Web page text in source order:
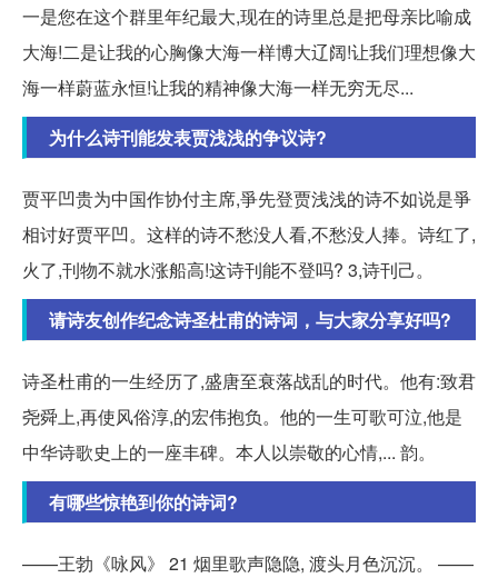
一是您在这个群里年纪最大,现在的诗里总是把母亲比喻成
大海!二是让我的心胸像大海一样博大辽阔!让我们理想像大
海一样蔚蓝永恒!让我的精神像大海一样无穷无尽...
为什么诗刊能发表贾浅浅的争议诗?
贾平凹贵为中国作协付主席,爭先登贾浅浅的诗不如说是爭
相讨好贾平凹。这样的诗不愁没人看,不愁没人捧。诗红了,
火了,刊物不就水涨船高!这诗刊能不登吗? 3,诗刊己。
请诗友创作纪念诗圣杜甫的诗词，与大家分享好吗?
诗圣杜甫的一生经历了,盛唐至衰落战乱的时代。他有:致君
尧舜上,再使风俗淳,的宏伟抱负。他的一生可歌可泣,他是
中华诗歌史上的一座丰碑。本人以崇敬的心情,... 韵。
有哪些惊艳到你的诗词?
——王勃《咏风》 21 烟里歌声隐隐, 渡头月色沉沉。 ——